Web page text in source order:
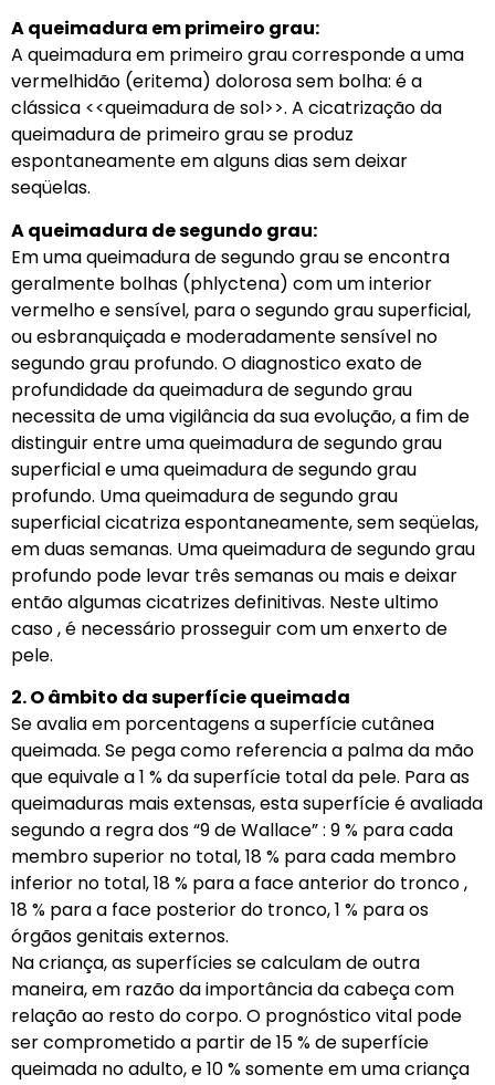
A queimadura em primeiro grau:
A queimadura em primeiro grau corresponde a uma
vermelhidão (eritema) dolorosa sem bolha: é a
clássica <<queimadura de sol>>. A cicatrização da
queimadura de primeiro grau se produz
espontaneamente em alguns dias sem deixar
seqüelas.
A queimadura de segundo grau:
Em uma queimadura de segundo grau se encontra
geralmente bolhas (phlyctena) com um interior
vermelho e sensível, para o segundo grau superficial,
ou esbranquiçada e moderadamente sensível no
segundo grau profundo. O diagnostico exato de
profundidade da queimadura de segundo grau
necessita de uma vigilância da sua evolução, a fim de
distinguir entre uma queimadura de segundo grau
superficial e uma queimadura de segundo grau
profundo. Uma queimadura de segundo grau
superficial cicatriza espontaneamente, sem seqüelas,
em duas semanas. Uma queimadura de segundo grau
profundo pode levar três semanas ou mais e deixar
então algumas cicatrizes definitivas. Neste ultimo
caso , é necessário prosseguir com um enxerto de
pele.
2. O âmbito da superfície queimada
Se avalia em porcentagens a superfície cutânea
queimada. Se pega como referencia a palma da mão
que equivale a 1 % da superfície total da pele. Para as
queimaduras mais extensas, esta superfície é avaliada
segundo a regra dos “9 de Wallace” : 9 % para cada
membro superior no total, 18 % para cada membro
inferior no total, 18 % para a face anterior do tronco ,
18 % para a face posterior do tronco, 1 % para os
órgãos genitais externos.
Na criança, as superfícies se calculam de outra
maneira, em razão da importância da cabeça com
relação ao resto do corpo. O prognóstico vital pode
ser comprometido a partir de 15 % de superfície
queimada no adulto, e 10 % somente em uma criança